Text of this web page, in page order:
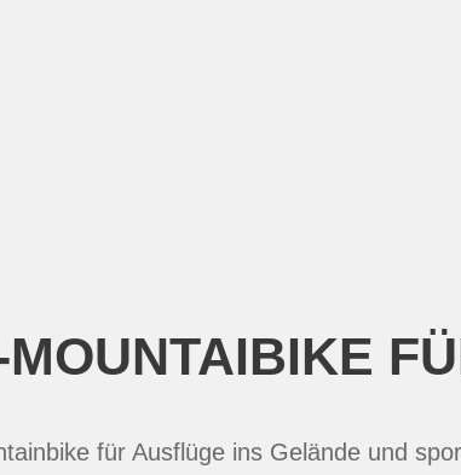
für Ausflüge ins Gelände und